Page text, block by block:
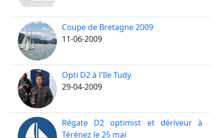
Coupe de Bretagne 2009
11-06-2009
Opti D2 à l'Ile Tudy
29-04-2009
Régate D2 optimist et dériveur à
Térénez le 25 mai